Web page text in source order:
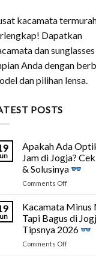
kacamata
Dapatkan
dan sunglasses
Anda dengan
dan pilihan lensa.
POSTS
Apakah Ada
Jam di Jogja?
& Solusinya
Comments Offon
Ada
24
Jam
di
Kacamata Minus
Tapi Bagus di
Tipsnya 2026
Comments Offon